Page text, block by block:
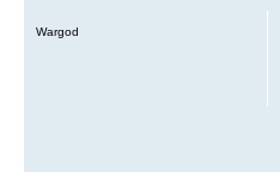
Wargod